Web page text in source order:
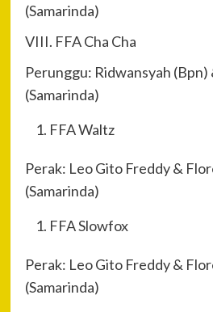
(Samarinda)
VIII. FFA Cha Cha
Perunggu: Ridwansyah (Bpn)
(Samarinda)
FFA Waltz
Perak: Leo Gito Freddy &
(Samarinda)
FFA Slowfox
Perak: Leo Gito Freddy &
(Samarinda)